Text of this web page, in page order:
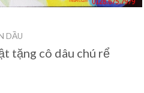
DẦU
tặng cô dâu chú rể